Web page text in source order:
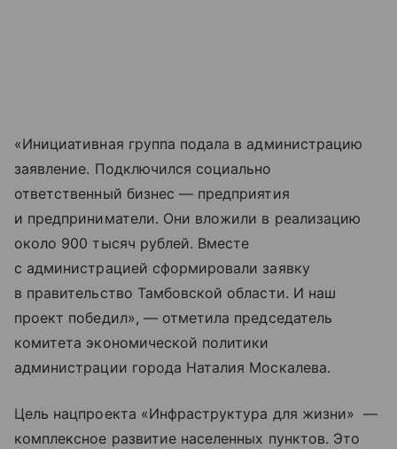
«Инициативная группа подала в администрацию
заявление. Подключился социально
ответственный бизнес — предприятия
и предприниматели. Они вложили в реализацию
около 900 тысяч рублей. Вместе
с администрацией сформировали заявку
в правительство Тамбовской области. И наш
проект победил», — отметила председатель
комитета экономической политики
администрации города Наталия Москалева.
Цель нацпроекта «Инфраструктура для жизни» —
комплексное развитие населенных пунктов. Это